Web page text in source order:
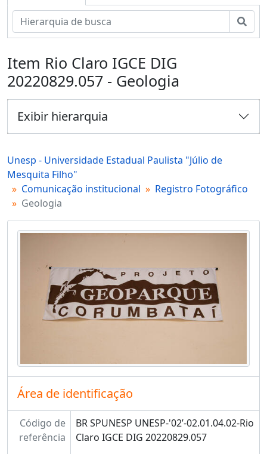
Item Rio Claro IGCE DIG
20220829.057 - Geologia
Exibir hierarquia
Unesp - Universidade Estadual Paulista "Júlio de
Mesquita Filho"
Comunicação institucional
Registro Fotográfico
Geologia
Área de identificação
Código de
referência
BR SPUNESP UNESP-'02’-02.01.04.02-Rio
Claro IGCE DIG 20220829.057